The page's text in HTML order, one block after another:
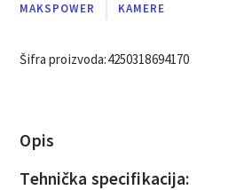
MAKSPOWER KAMERE
Šifra proizvoda:4250318694170
Opis
Tehnička specifikacija: